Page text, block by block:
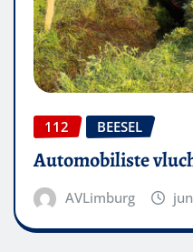
112 BEESEL
Automobiliste
AVLimburg